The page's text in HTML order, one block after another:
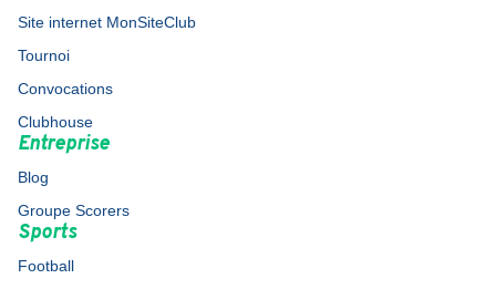
Site internet MonSiteClub
Tournoi
Convocations
Clubhouse
Entreprise
Blog
Groupe Scorers
Sports
Football